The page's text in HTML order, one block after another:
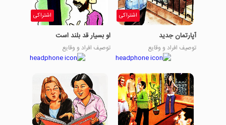
اشتراکی
آپارتمان جدید
توصیف افراد و وقایع
اشتراکی
او بسیار قد بلند است
توصیف افراد و وقایع